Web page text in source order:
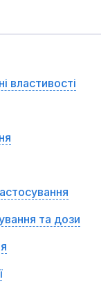
властивості
та дози